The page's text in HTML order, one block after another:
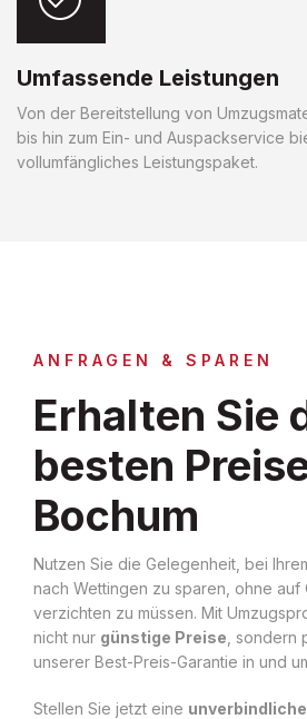
Umfassende Leistungen
Von der Bereitstellung von
bis hin zum Ein- und Auspackservice
vollumfängliches Leistungspaket.
ANFRAGEN & SPAREN
Erhalten Sie
besten
Bochum
Nutzen Sie die Gelegenheit, bei
nach Wettingen zu sparen, ohne auf
verzichten zu müssen. Mit
nicht nur günstige Preise ,
unserer Best-Preis-Garantie in und
Stellen Sie jetzt eine